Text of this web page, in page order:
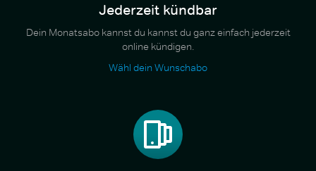
Jederzeit kündbar
Dein Monatsabo kannst du kannst du ganz einfach jederzeit
online kündigen.
Wähl dein Wunschabo